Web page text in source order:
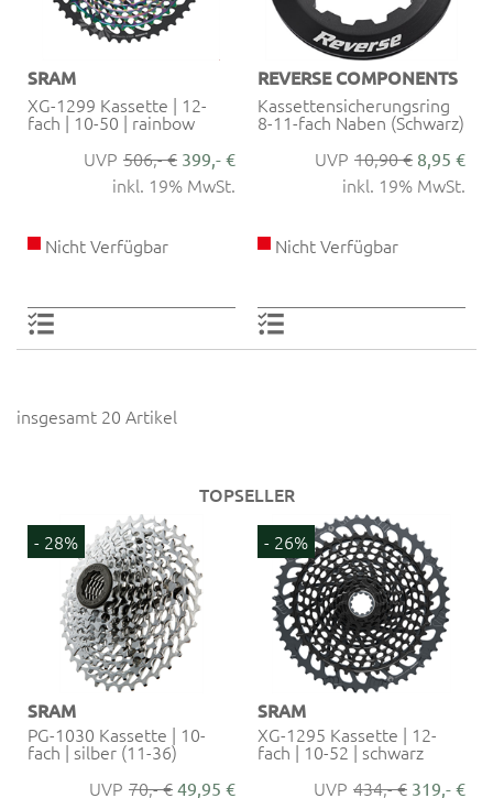
SRAM
XG-1299 Kassette | 12-
fach | 10-50 | rainbow
506,- € 399,- €
inkl. 19% MwSt.
Nicht Verfügbar
REVERSE COMPONENTS
Kassettensicherungsring
8-11-fach Naben (Schwarz)
10,90 € 8,95 €
inkl. 19% MwSt.
Nicht Verfügbar
insgesamt 20 Artikel
TOPSELLER
- 28%
SRAM
PG-1030 Kassette | 10-
fach | silber (11-36)
70,- € 49,95 €
- 26%
SRAM
XG-1295 Kassette | 12-
fach | 10-52 | schwarz
434,- € 319,- €